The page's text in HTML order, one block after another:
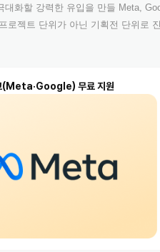
대화할 강력한 유입을 만들 Meta,
로젝트 단위가 아닌 기획전 단위로
(Meta·Google) 무료 지원